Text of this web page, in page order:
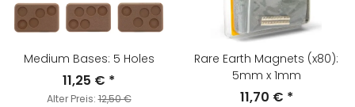
Medium Bases: 5 Holes
11,25 € *
Alter Preis:12,50 €
Rare Earth Magnets (x80):
5mm x 1mm
11,70 € *